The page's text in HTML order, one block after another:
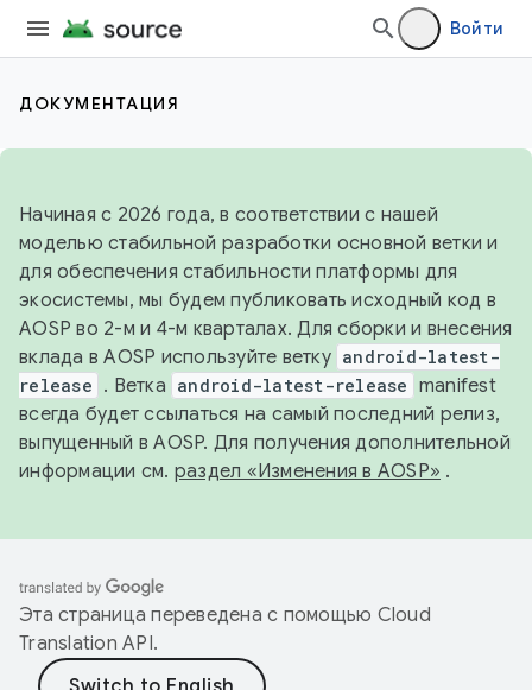
Войти
ДОКУМЕНТАЦИЯ
Начиная с 2026 года, в соответствии с нашей
моделью стабильной разработки основной ветки и
для обеспечения стабильности платформы для
экосистемы, мы будем публиковать исходный код в
AOSP во 2-м и 4-м кварталах. Для сборки и внесения
вклада в AOSP используйте ветку android-latest-
release . Ветка android-latest-release manifest
всегда будет ссылаться на самый последний релиз,
выпущенный в AOSP. Для получения дополнительной
информации см. раздел «Изменения в AOSP» .
Эта страница переведена с помощью Cloud
Translation API.